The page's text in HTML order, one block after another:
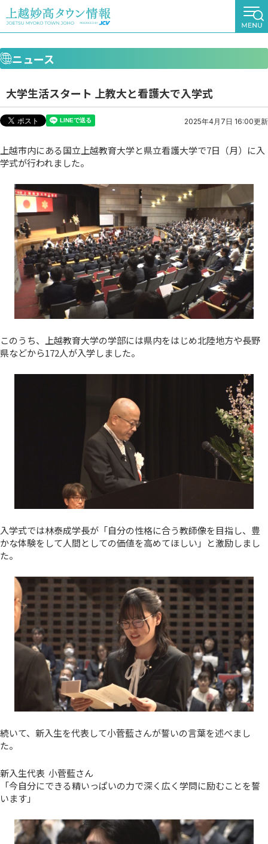
ニュース
大学生活スタート 上教大と看護大で入学式
2025年4月7日 16:00更新
上越市内にある国立上越教育大学と県立看護大学で7日（月）に入
学式が行われました。
このうち、上越教育大学の学部には県内をはじめ北陸地方や長野
県などから172人が入学しました。
入学式では林泰成学長が「自分の性格に合う教師像を目指し、豊
かな体験をして人間としての価値を高めてほしい」と激励しまし
た。
続いて、新入生を代表して小菅藍さんが誓いの言葉を述べまし
た。
新入生代表 小菅藍さん
「今自分にできる精いっぱいの力で深く広く学問に励むことを誓
います」